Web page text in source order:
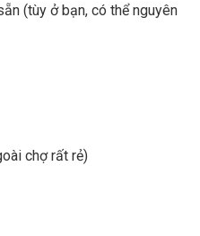
(tùy ở bạn, có thể nguyên
chợ rất rẻ)